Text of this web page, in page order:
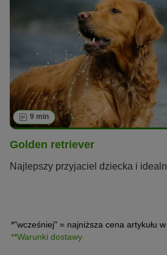
9 min
Golden retriever
Najlepszy przyjaciel dziecka i
*"wcześniej" = najniższa cena artykułu
**Warunki dostawy